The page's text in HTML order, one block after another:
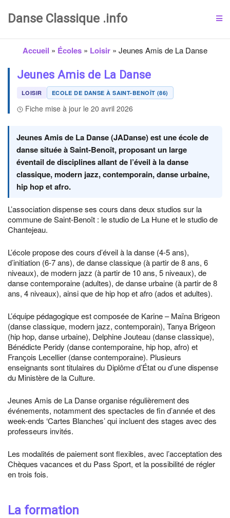
Danse Classique .info
Accueil » Écoles » Loisir » Jeunes Amis de La Danse
Jeunes Amis de La Danse
LOISIR ECOLE DE DANSE À SAINT-BENOÎT (86)
Fiche mise à jour le 20 avril 2026
Jeunes Amis de La Danse (JADanse) est une école de
danse située à Saint-Benoît, proposant un large
éventail de disciplines allant de l’éveil à la danse
classique, modern jazz, contemporain, danse urbaine,
hip hop et afro.
L’association dispense ses cours dans deux studios sur la
commune de Saint-Benoît : le studio de La Hune et le studio de
Chantejeau.
L’école propose des cours d’éveil à la danse (4-5 ans),
d’initiation (6-7 ans), de danse classique (à partir de 8 ans, 6
niveaux), de modern jazz (à partir de 10 ans, 5 niveaux), de
danse contemporaine (adultes), de danse urbaine (à partir de 8
ans, 4 niveaux), ainsi que de hip hop et afro (ados et adultes).
L’équipe pédagogique est composée de Karine – Maïna Brigeon
(danse classique, modern jazz, contemporain), Tanya Brigeon
(hip hop, danse urbaine), Delphine Jouteau (danse classique),
Bénédicte Peridy (danse contemporaine, hip hop, afro) et
François Lecellier (danse contemporaine). Plusieurs
enseignants sont titulaires du Diplôme d’État ou d’une dispense
du Ministère de la Culture.
Jeunes Amis de La Danse organise régulièrement des
événements, notamment des spectacles de fin d’année et des
week-ends ‘Cartes Blanches’ qui incluent des stages avec des
professeurs invités.
Les modalités de paiement sont flexibles, avec l’acceptation des
Chèques vacances et du Pass Sport, et la possibilité de régler
en trois fois.
La formation